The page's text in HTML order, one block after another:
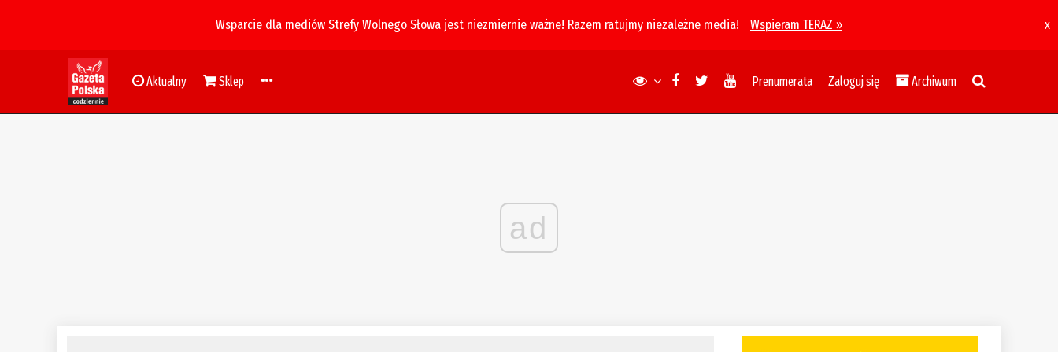
Wsparcie dla mediów Strefy Wolnego Słowa jest niezmiernie ważne! Razem ratujmy niezależne media! Wspieram TERAZ » x
Aktualny Sklep Prenumerata Zaloguj się Archiwum
ad